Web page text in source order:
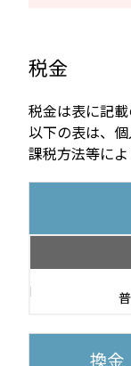
税金
税金は表に記載
以下の表は、
課税方法等によ
換金